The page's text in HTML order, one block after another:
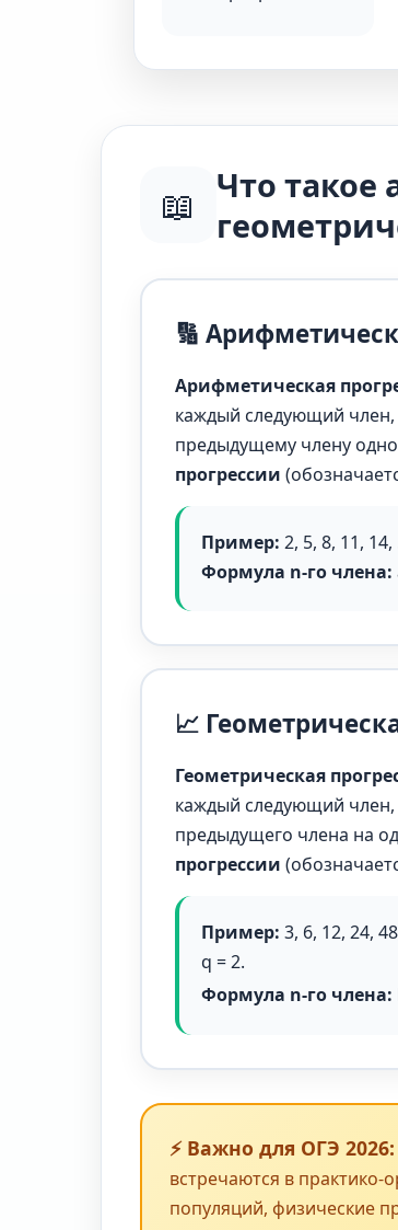
📖
Что такое
🔢
Арифметическая
каждый следующий член,
предыдущему члену
прогрессии
Пример: 2, 5, 8, 11,
Формула n-го члена:
📈
Геометрическая
каждый следующий член,
предыдущего члена на
прогрессии
Пример: 3, 6, 12, 24,
q = 2.
Формула n-го члена:
⚡ Важно для ОГЭ 2026:
встречаются в практико-
популяций, физические